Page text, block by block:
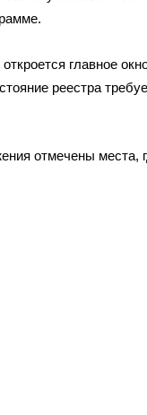
главное
реестра
отмечены места,